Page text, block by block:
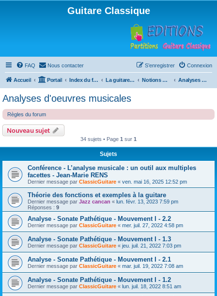
Guitare Classique
FAQ Nous contacter Connexion
S’enregistrer
Accueil Portail Index du forum La guitare : instrument, cours et théorie Notions musicales Analyses d'oeuvres musicales
Analyses d'oeuvres musicales
Règles du forum
Nouveau sujet
34 sujets • Page 1 sur 1
Sujets
Conférence - L’analyse musicale : un outil aux multiples
facettes - Jean-Marie RENS
Dernier message par ClassicGuitare « ven. mai 16, 2025 12:52 pm
Théorie des fonctions et exemples à la guitare
Dernier message par Jazz cancan « lun. févr. 13, 2023 7:59 pm
Réponses : 9
Analyse - Sonate Pathétique - Mouvement I - 2.2
Dernier message par ClassicGuitare « mer. juil. 27, 2022 4:58 pm
Analyse - Sonate Pathétique - Mouvement I - 1.3
Dernier message par ClassicGuitare « jeu. juil. 21, 2022 7:03 pm
Analyse - Sonate Pathétique - Mouvement I - 2.1
Dernier message par ClassicGuitare « mar. juil. 19, 2022 7:08 am
Analyse - Sonate Pathétique - Mouvement I - 1.2
Dernier message par ClassicGuitare « lun. juil. 18, 2022 8:51 am